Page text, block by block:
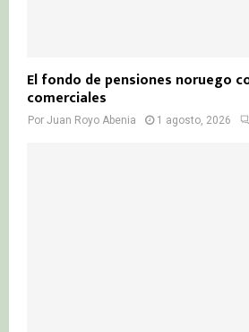
El fondo de pensiones noruego
comerciales
Por Juan Royo Abenia 1 agosto, 2026